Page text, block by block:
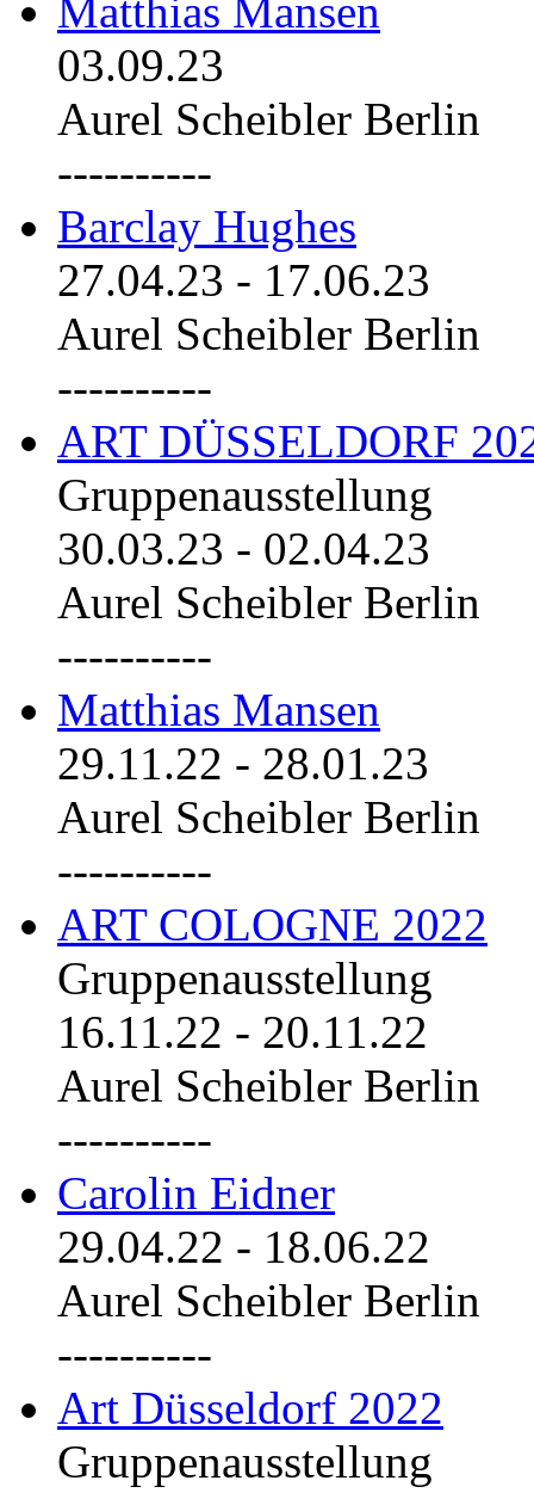
Matthias Mansen
03.09.23
Aurel Scheibler Berlin
----------
Barclay Hughes
27.04.23 - 17.06.23
Aurel Scheibler Berlin
----------
ART DÜSSELDORF
Gruppenausstellung
30.03.23 - 02.04.23
Aurel Scheibler Berlin
----------
Matthias Mansen
29.11.22 - 28.01.23
Aurel Scheibler Berlin
----------
ART COLOGNE 2022
Gruppenausstellung
16.11.22 - 20.11.22
Aurel Scheibler Berlin
----------
Carolin Eidner
29.04.22 - 18.06.22
Aurel Scheibler Berlin
----------
Art Düsseldorf 2022
Gruppenausstellung